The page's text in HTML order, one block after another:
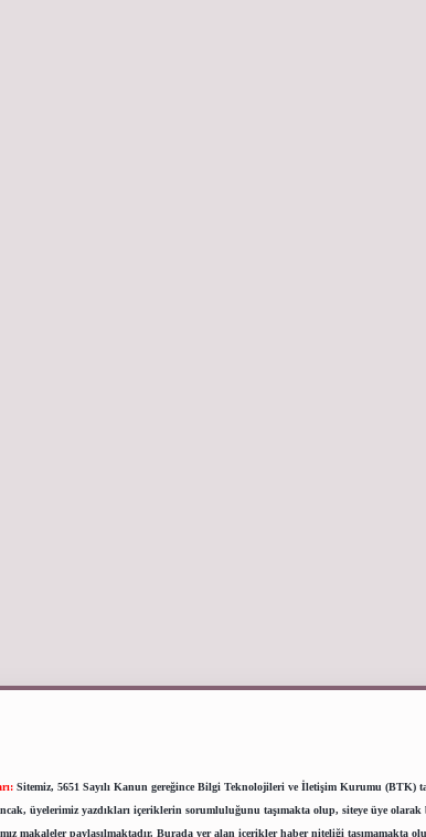
Sitemiz, 5651 Sayılı Kanun gereğince Bilgi Teknolojileri ve İletişim Kurumu (BTK)
üyelerimiz yazdıkları içeriklerin sorumluluğunu taşımakta olup, siteye üye
makaleler paylaşılmaktadır. Burada yer alan içerikler haber niteliği